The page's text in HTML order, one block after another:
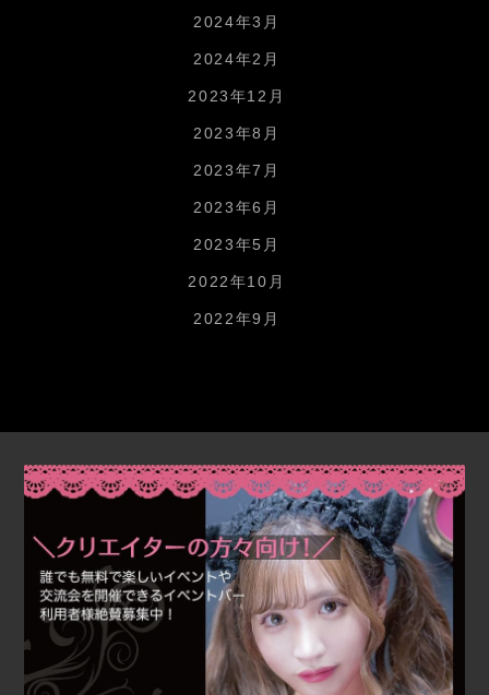
2024年3月
2024年2月
2023年12月
2023年8月
2023年7月
2023年6月
2023年5月
2022年10月
2022年9月